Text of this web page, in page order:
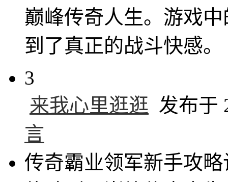
巅峰传奇人生。游戏
到了真正的战斗快感。
3
来我心里逛逛 发布于
言
传奇霸业领军新手攻